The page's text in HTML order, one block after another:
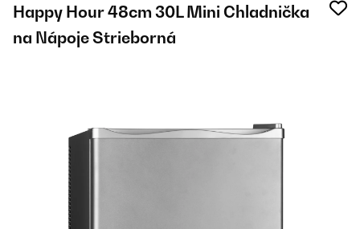
Happy Hour 48cm 30L Mini Chladnička
na Nápoje Strieborná